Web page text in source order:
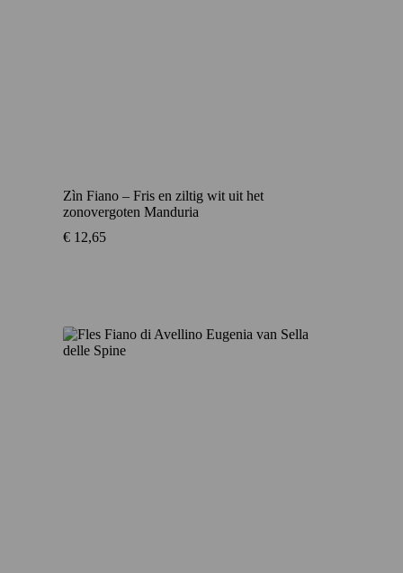
Zìn Fiano – Fris en ziltig wit uit het
zonovergoten Manduria
€ 12,65